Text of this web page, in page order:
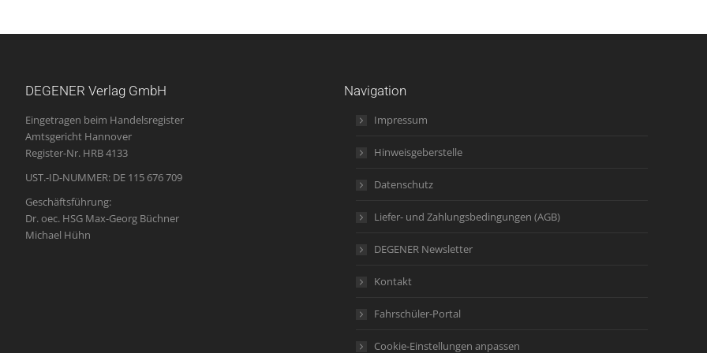
DEGENER Verlag GmbH
Eingetragen beim Handelsregister
Amtsgericht Hannover
Register-Nr. HRB 4133
UST.-ID-NUMMER: DE 115 676 709
Geschäftsführung:
Dr. oec. HSG Max-Georg Büchner
Michael Hühn
Navigation
Impressum
Hinweisgeberstelle
Datenschutz
Liefer- und Zahlungsbedingungen (AGB)
DEGENER Newsletter
Kontakt
Fahrschüler-Portal
Cookie-Einstellungen anpassen